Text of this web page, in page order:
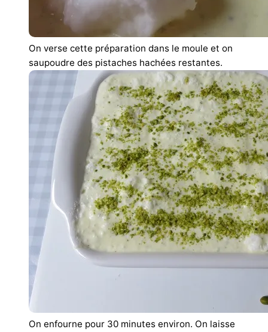
On verse cette préparation dans le moule et on
saupoudre des pistaches hachées restantes.
On enfourne pour 30 minutes environ. On laisse